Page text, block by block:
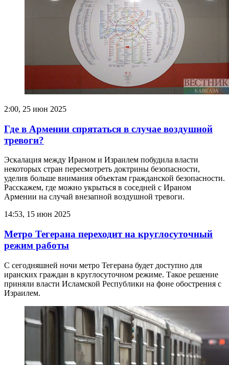
2:00, 25 июн 2025
Где в Армении спрятаться в случае воздушной
тревоги?
Эскалация между Ираном и Израилем побудила власти
некоторых стран пересмотреть доктрины безопасности,
уделив больше внимания объектам гражданской безопасности.
Расскажем, где можно укрыться в соседней с Ираном
Армении на случай внезапной воздушной тревоги.
14:53, 15 июн 2025
Метро Тегерана переходит на круглосуточный
режим работы
С сегодняшней ночи метро Тегерана будет доступно для
иранских граждан в круглосуточном режиме. Такое решение
приняли власти Исламской Республики на фоне обострения с
Израилем.